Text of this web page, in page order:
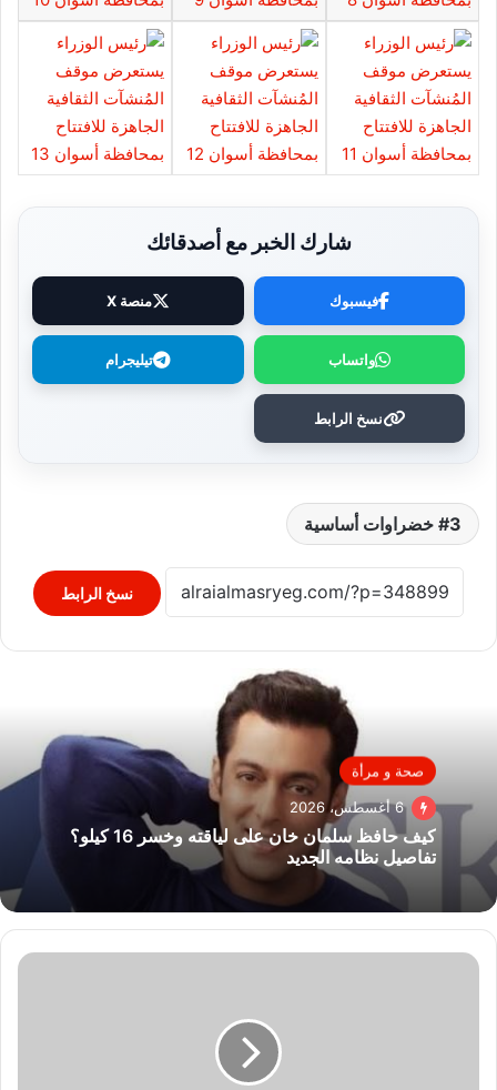
شارك الخبر مع أصدقائك
فيسبوك منصة X
واتساب تيليجرام
نسخ الرابط
3 خضراوات أساسية
نسخ الرابط
صحة و مرأة
6 أغسطس، 2026
كيف حافظ سلمان خان على لياقته وخسر 16 كيلو؟
تفاصيل نظامه الجديد
نصائح